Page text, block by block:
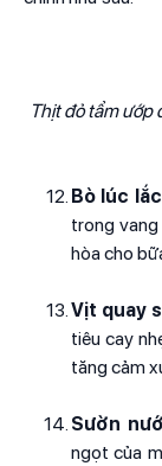
Thịt đỏ tẩm ướp
Bò lúc
trong
hòa cho
Vịt quay
tiêu cay
tăng cảm
Sườn
ngọt của